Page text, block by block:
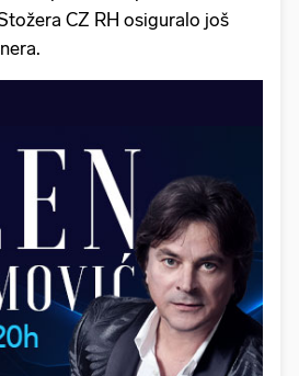
CZ RH osiguralo još